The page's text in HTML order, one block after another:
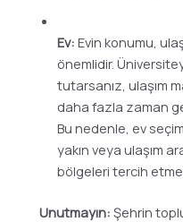
Ev: Evin konumu,
önemlidir.
tutarsanız, ulaşım
daha fazla zaman
Bu nedenle, ev
yakın veya ulaşım
bölgeleri tercih
Unutmayın: Şehrin